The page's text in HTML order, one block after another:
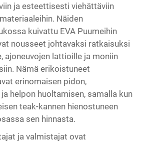
ja esteettisesti viehättäviin
Näiden
kuivattu EVA Puumeihin
nousseet johtavaksi ratkaisuksi
ajoneuvojen lattioille ja moniin
Nämä erikoistuneet
erinomaisen pidon,
helpon huoltamisen, samalla kun
teak-kannen hienostuneen
sen hinnasta.
ja valmistajat ovat